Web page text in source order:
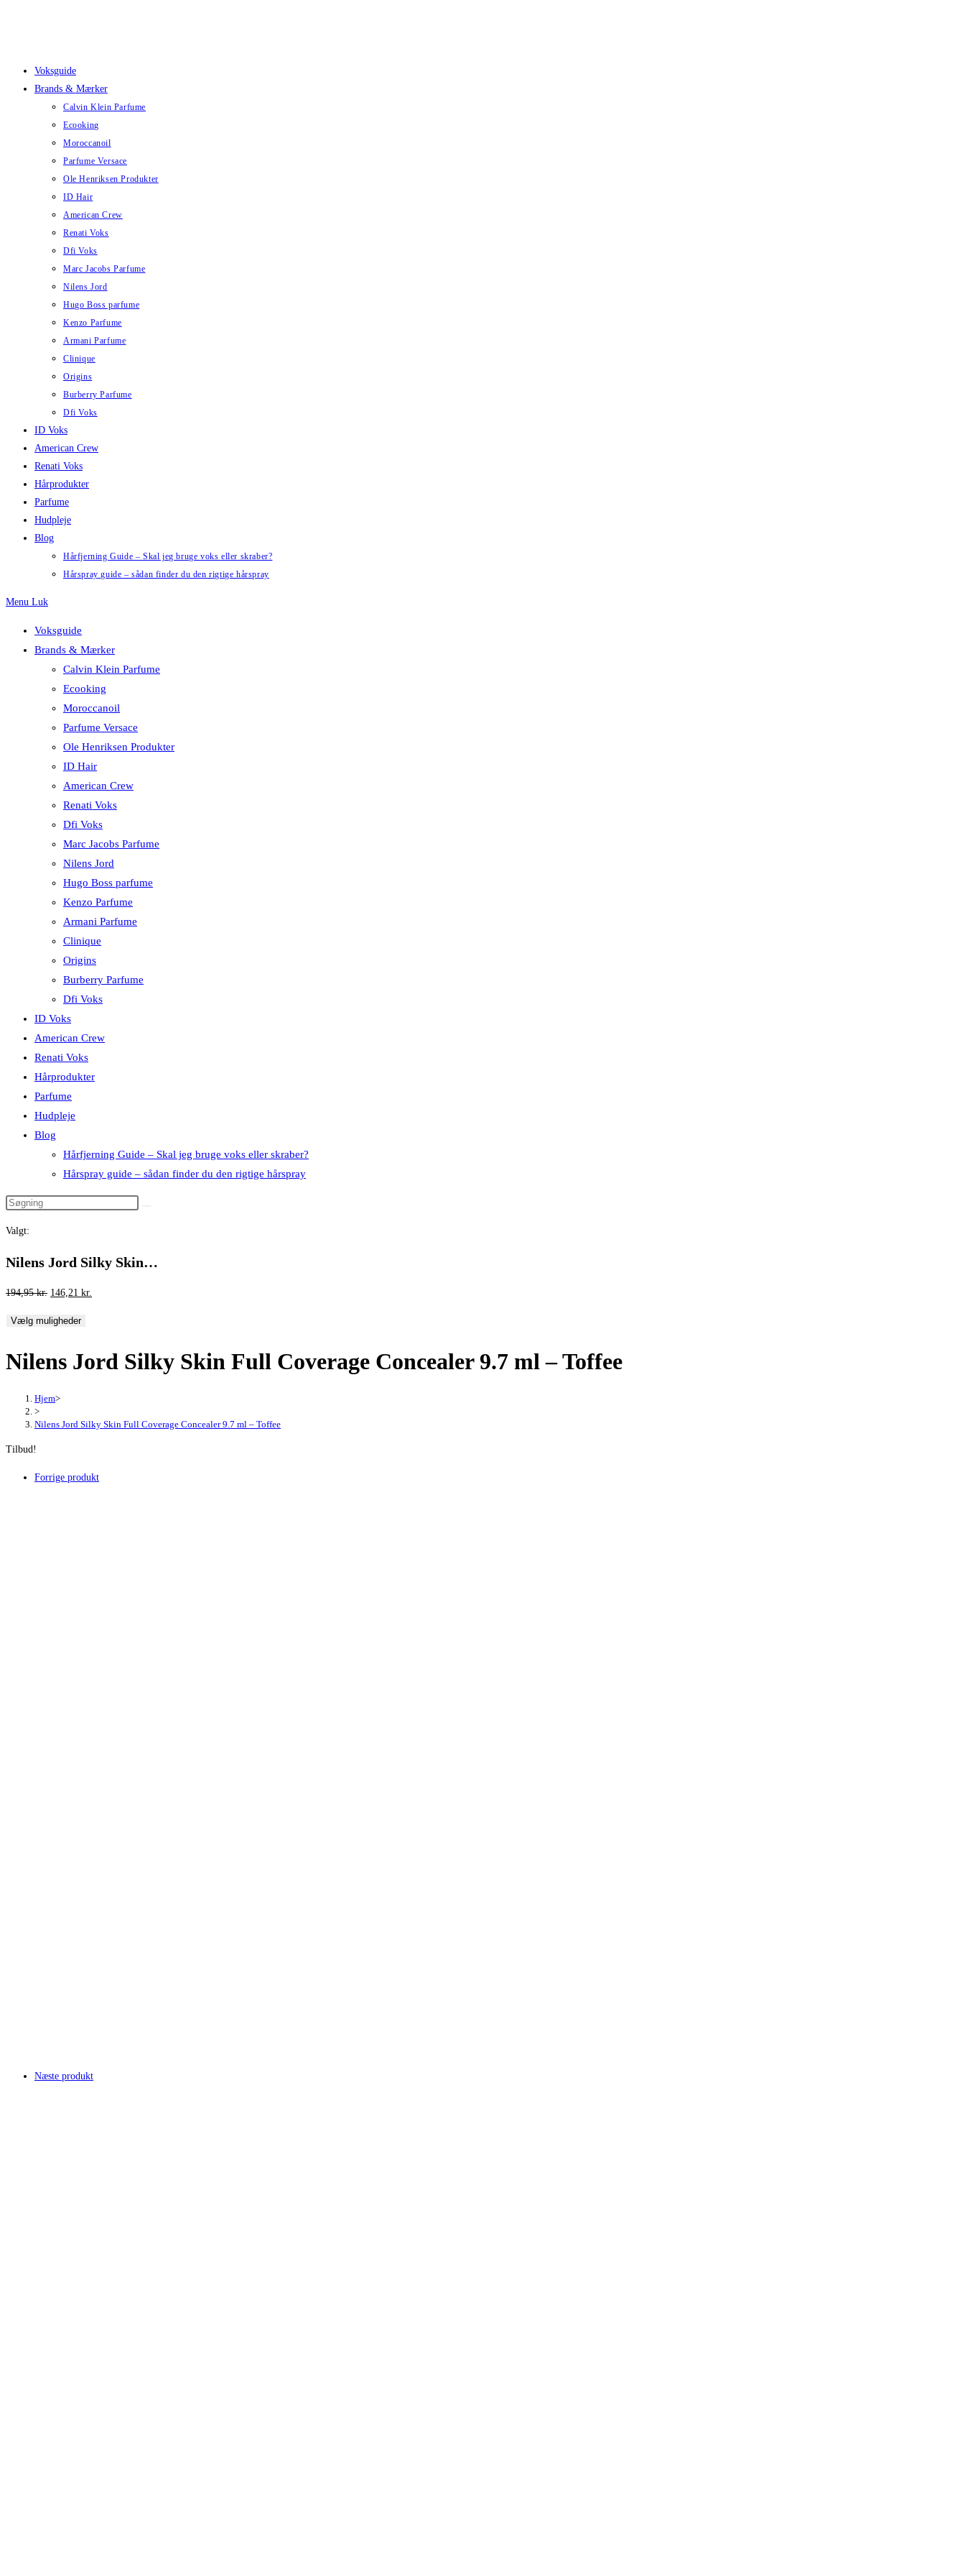
Voksguide
Brands & Mærker
Calvin Klein Parfume
Ecooking
Moroccanoil
Parfume Versace
Ole Henriksen Produkter
ID Hair
American Crew
Renati Voks
Dfi Voks
Marc Jacobs Parfume
Nilens Jord
Hugo Boss parfume
Kenzo Parfume
Armani Parfume
Clinique
Origins
Burberry Parfume
Dfi Voks
ID Voks
American Crew
Renati Voks
Hårprodukter
Parfume
Hudpleje
Blog
Hårfjerning Guide – Skal jeg bruge voks eller skraber?
Hårspray guide – sådan finder du den rigtige hårspray
Menu Luk
Voksguide
Brands & Mærker
Calvin Klein Parfume
Ecooking
Moroccanoil
Parfume Versace
Ole Henriksen Produkter
ID Hair
American Crew
Renati Voks
Dfi Voks
Marc Jacobs Parfume
Nilens Jord
Hugo Boss parfume
Kenzo Parfume
Armani Parfume
Clinique
Origins
Burberry Parfume
Dfi Voks
ID Voks
American Crew
Renati Voks
Hårprodukter
Parfume
Hudpleje
Blog
Hårfjerning Guide – Skal jeg bruge voks eller skraber?
Hårspray guide – sådan finder du den rigtige hårspray
Valgt:
Nilens Jord Silky Skin…
194,95kr. Den
pris
194,95 kr..
146,21 kr.
146,21 kr..
Vælg muligheder
Nilens Jord Silky Skin Full Coverage Concealer 9.7 ml – Toffee
Hjem>
>
Nilens Jord Silky Skin Full Coverage Concealer 9.7 ml – Toffee
Tilbud!
Forrige produkt
Næste produkt